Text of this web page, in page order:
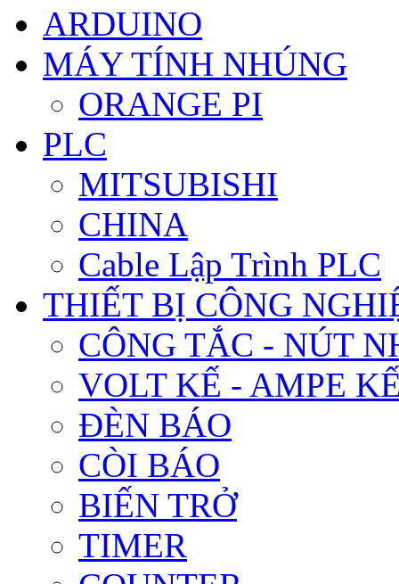
ARDUINO
MÁY TÍNH NHÚNG
ORANGE PI
PLC
MITSUBISHI
CHINA
Cable Lập Trình PLC
THIẾT BỊ CÔNG
CÔNG TẮC - NÚT
VOLT KẾ - AMPE
ĐÈN BÁO
CÒI BÁO
BIẾN TRỞ
TIMER